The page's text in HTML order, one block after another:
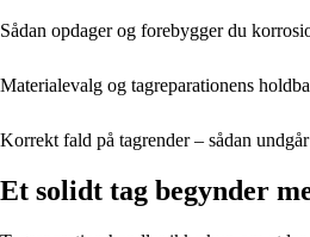
Sådan opdager og forebygger du
Materialevalg og tagreparationens
Korrekt fald på tagrender – sådan
Et solidt tag begynder